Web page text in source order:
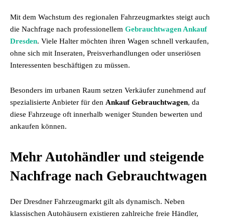
Mit dem Wachstum des regionalen Fahrzeugmarktes steigt auch
die Nachfrage nach professionellem Gebrauchtwagen Ankauf
Dresden. Viele Halter möchten ihren Wagen schnell verkaufen,
ohne sich mit Inseraten, Preisverhandlungen oder unseriösen
Interessenten beschäftigen zu müssen.
Besonders im urbanen Raum setzen Verkäufer zunehmend auf
spezialisierte Anbieter für den Ankauf Gebrauchtwagen, da
diese Fahrzeuge oft innerhalb weniger Stunden bewerten und
ankaufen können.
Mehr Autohändler und steigende
Nachfrage nach Gebrauchtwagen
Der Dresdner Fahrzeugmarkt gilt als dynamisch. Neben
klassischen Autohäusern existieren zahlreiche freie Händler,